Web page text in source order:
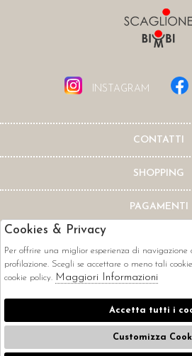
INSTAGRAM
CONTATTI
SHOPPING
PAGAMENTI
CORRIERI
Cookies & Privacy
Per offrire una miglior esperienza di navigazione
profilazione. Scegli se accettare o meno tali
cookie policy. Maggiori Informazioni
Accetta tutti i
Customizza